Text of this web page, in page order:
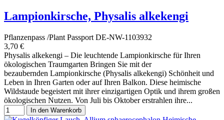
Lampionkirsche, Physalis alkekengi
Pflanzenpass /Plant Passport DE-NW-1103932
3,70 €
Physalis alkekengi – Die leuchtende Lampionkirsche für Ihren
ökologischen Traumgarten Bringen Sie mit der
bezaubernden Lampionkirsche (Physalis alkekengi) Schönheit und
Leben in Ihren Garten oder auf Ihren Balkon. Diese heimische
Wildstaude begeistert mit ihrer einzigartigen Optik und ihrem großen
ökologischen Nutzen. Von Juli bis Oktober erstrahlen ihre...
In den Warenkorb